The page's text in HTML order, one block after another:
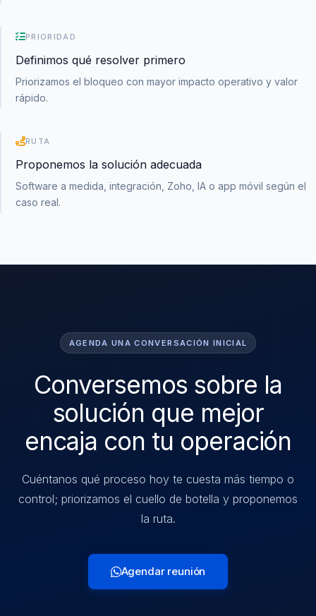
PRIORIDAD
Definimos qué resolver primero
Priorizamos el bloqueo con mayor impacto operativo y valor
rápido.
RUTA
Proponemos la solución adecuada
Software a medida, integración, Zoho, IA o app móvil según el
caso real.
AGENDA UNA CONVERSACIÓN INICIAL
Conversemos sobre la
solución que mejor
encaja con tu operación
Cuéntanos qué proceso hoy te cuesta más tiempo o
control; priorizamos el cuello de botella y proponemos
la ruta.
Agendar reunión